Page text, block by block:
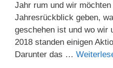
Jahr rum und wir
Jahresrückblick geben,
geschehen ist und wo wir
2018 standen einigen
Darunter das …